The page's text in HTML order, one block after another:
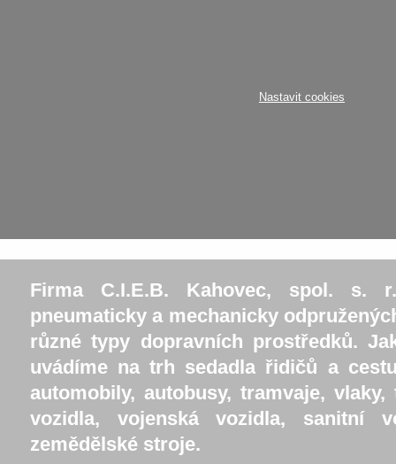
Nastavit cookies
Firma C.I.E.B. Kahovec, spol. s.
pneumaticky a mechanicky
různé typy dopravních prostředků.
uvádíme na trh sedadla řidičů a
automobily, autobusy, tramvaje,
vozidla, vojenská vozidla, sanitní
zemědělské stroje.